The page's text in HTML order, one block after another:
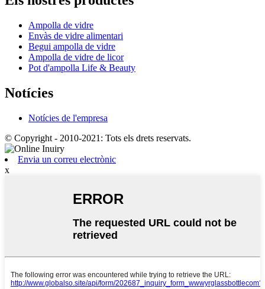
Ampolla de vidre
Envàs de vidre alimentari
Begui ampolla de vidre
Ampolla de vidre de licor
Pot d'ampolla Life & Beauty
Notícies
Notícies de l'empresa
© Copyright - 2010-2021: Tots els drets reservats.
Envia un correu electrònic
x